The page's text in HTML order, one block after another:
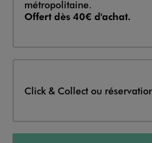
métropolitaine.
Offert dès 40€ d'achat.
Click & Collect ou